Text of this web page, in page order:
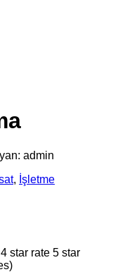
admin
, İşletme
star rate 5 star